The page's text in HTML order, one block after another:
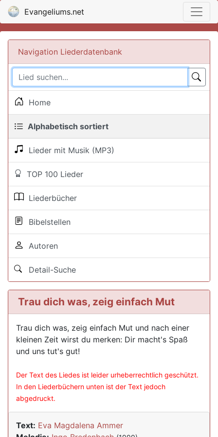
Evangeliums.net
Navigation Liederdatenbank
Home
Alphabetisch sortiert
Lieder mit Musik (MP3)
TOP 100 Lieder
Liederbücher
Bibelstellen
Autoren
Detail-Suche
Trau dich was, zeig einfach Mut
Trau dich was, zeig einfach Mut und nach einer
kleinen Zeit wirst du merken: Dir macht's Spaß
und uns tut's gut!
Der Text des Liedes ist leider urheberrechtlich geschützt.
In den Liederbüchern unten ist der Text jedoch
abgedruckt.
Text: Eva Magdalena Ammer